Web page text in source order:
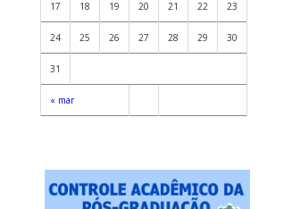
« mar
17 18 19 20 21 22 23
24 25 26 27 28 29 30
31